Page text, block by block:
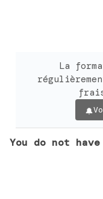
La
You do not